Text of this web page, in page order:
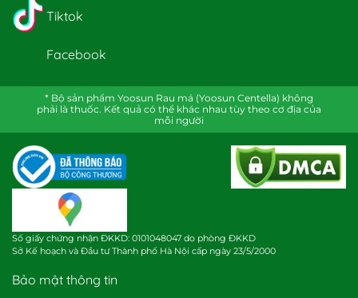
Tiktok
Facebook
* Bộ sản phẩm Yoosun Rau má (Yoosun Centella) không
phải là thuốc. Kết quả có thể khác nhau tùy theo cơ địa của
mỗi người
Số giấy chứng nhận ĐKKD: 0101048047 do phòng ĐKKD
Sở Kế hoạch và Đầu tư Thành phố Hà Nội cấp ngày 23/5/2000
Bảo mật thông tin